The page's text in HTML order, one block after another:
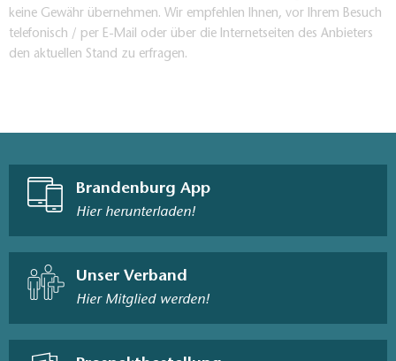
keine Gewähr übernehmen. Wir empfehlen Ihnen, vor Ihrem Besuch
telefonisch / per E-Mail oder über die Internetseiten des Anbieters
den aktuellen Stand zu erfragen.
Brandenburg App
Hier herunterladen!
Unser Verband
Hier Mitglied werden!